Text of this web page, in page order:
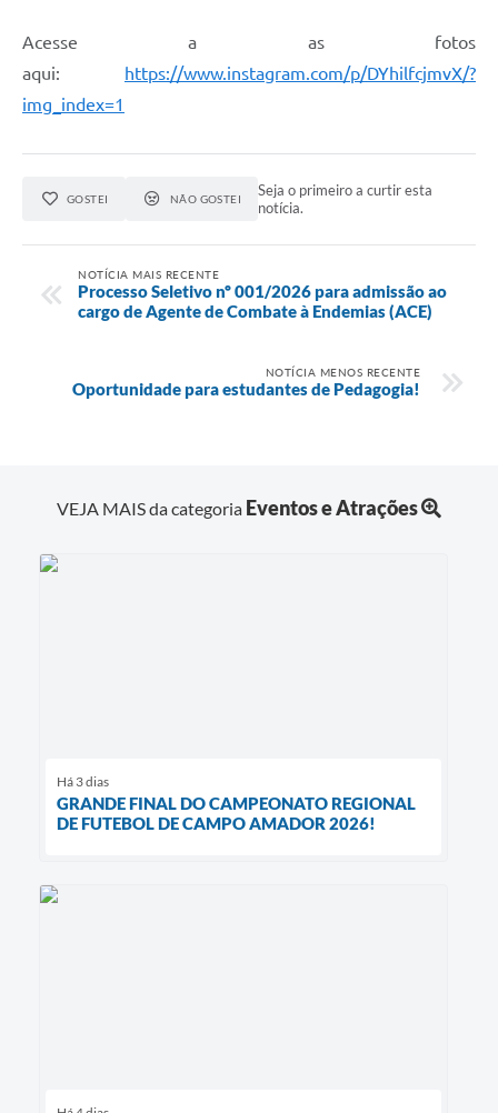
Acesse a as fotos
aqui: https://www.instagram.com/p/DYhilfcjmvX/?
img_index=1
GOSTEI NÃO GOSTEI
Seja o primeiro a curtir esta
notícia.
NOTÍCIA MAIS RECENTE
Processo Seletivo nº 001/2026 para admissão ao
cargo de Agente de Combate à Endemias (ACE)
NOTÍCIA MENOS RECENTE
Oportunidade para estudantes de Pedagogia!
VEJA MAIS da categoria Eventos e Atrações
Há 3 dias
GRANDE FINAL DO CAMPEONATO REGIONAL
DE FUTEBOL DE CAMPO AMADOR 2026!